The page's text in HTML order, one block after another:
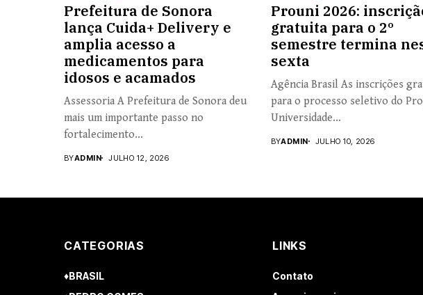
Prefeitura de Sonora
lança Cuida+ Delivery e
amplia acesso a
medicamentos para
idosos e acamados
Assessoria A Prefeitura de Sonora deu
mais um importante passo no
fortalecimento...
BYADMIN JULHO 12, 2026
Prouni 2026:
gratuita para o 2º
semestre termina
sexta
Agência Brasil As inscrições
para o processo seletivo do
Universidade...
BYADMIN JULHO 10, 2026
CATEGORIAS
♦BRASIL
LINKS
Contato